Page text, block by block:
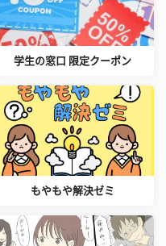
学生の窓口 限定クーポン
もやもや解決ゼミ